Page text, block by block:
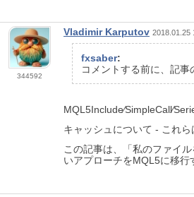
344592
Vladimir Karputov 2018.01.25
fxsaber:
コメントする前に、記
キャッシュについて - これら
この記事は、「私のファイル
いアプローチをMQL5に移行